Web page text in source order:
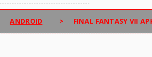
ANDROID > FINAL FANTASY VII